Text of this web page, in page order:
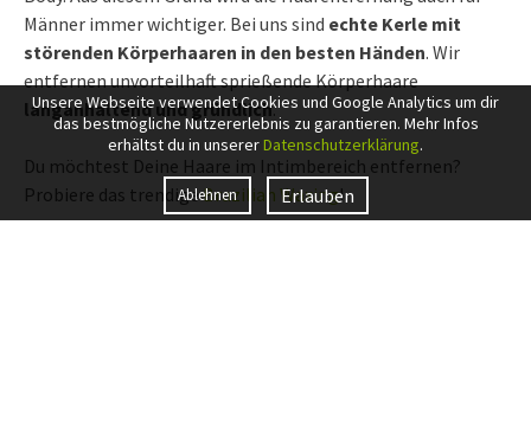
Männer immer wichtiger. Bei uns sind echte Kerle mit
störenden Körperhaaren in den besten Händen. Wir
entfernen unvorteilhaft sprießende Körperhaare
langanhaltend und gründlich.
Du möchtest Deine Haare im Intimbereich entfernen?
Probiere das trendigeBrazilian Waxing!
Unsere Webseite verwendet Cookies und Google Analytics um dir
das bestmögliche Nutzererlebnis zu garantieren. Mehr Infos
erhältst du in unsererDatenschutzerklärung.
Ablehnen Erlauben